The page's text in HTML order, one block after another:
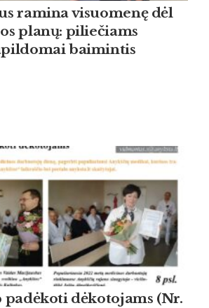
ramina visuomenę dėl
planų: piliečiams
baimintis
padėkoti dėkotojams (Nr.